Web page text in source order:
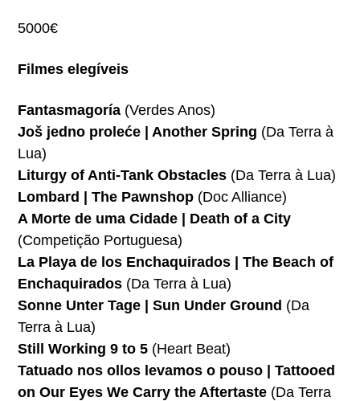
5000€
Filmes elegíveis
Fantasmagoría (Verdes Anos)
Još jedno proleće | Another Spring (Da Terra à
Lua)
Liturgy of Anti-Tank Obstacles (Da Terra à Lua)
Lombard | The Pawnshop (Doc Alliance)
A Morte de uma Cidade | Death of a City
(Competição Portuguesa)
La Playa de los Enchaquirados | The Beach of
Enchaquirados (Da Terra à Lua)
Sonne Unter Tage | Sun Under Ground (Da
Terra à Lua)
Still Working 9 to 5 (Heart Beat)
Tatuado nos ollos levamos o pouso | Tattooed
on Our Eyes We Carry the Aftertaste (Da Terra